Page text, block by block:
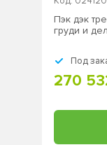
Пэк дэк
груди и
Под
270